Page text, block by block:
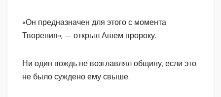
«Он предназначен для этого с момента
Творения», — открыл Ашем пророку.
Ни один вождь не возглавлял общину, если это
не было суждено ему свыше.